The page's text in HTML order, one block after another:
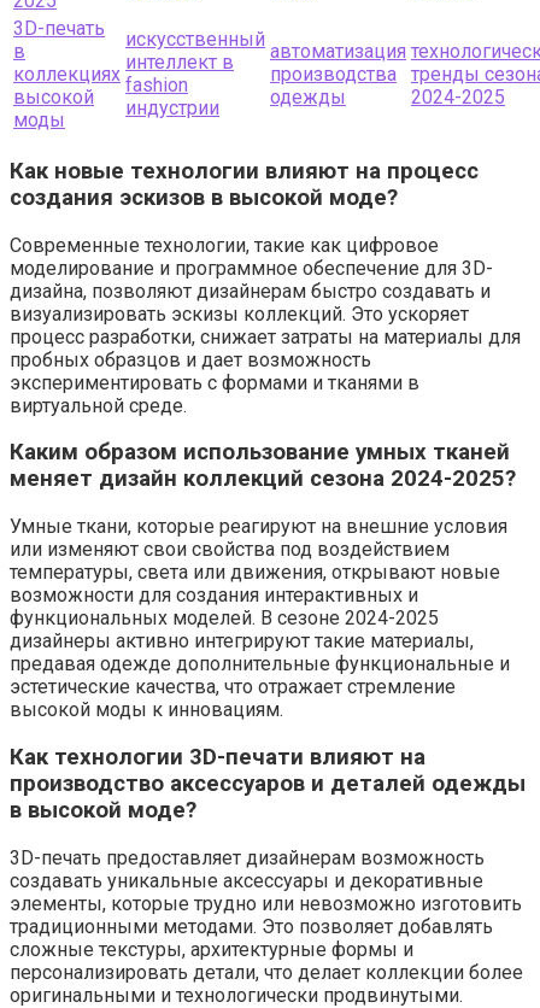
3D-печать
в
коллекциях
высокой
моды
искусственный
интеллект в
fashion
индустрии
автоматизация
производства
одежды
тренды
2024-2025
Как новые технологии влияют на процесс
создания эскизов в высокой моде?
Современные технологии, такие как цифровое
моделирование и программное обеспечение для 3D-
дизайна, позволяют дизайнерам быстро создавать и
визуализировать эскизы коллекций. Это ускоряет
процесс разработки, снижает затраты на материалы для
пробных образцов и дает возможность
экспериментировать с формами и тканями в
виртуальной среде.
Каким образом использование умных тканей
меняет дизайн коллекций сезона 2024-2025?
Умные ткани, которые реагируют на внешние условия
или изменяют свои свойства под воздействием
температуры, света или движения, открывают новые
возможности для создания интерактивных и
функциональных моделей. В сезоне 2024-2025
дизайнеры активно интегрируют такие материалы,
предавая одежде дополнительные функциональные и
эстетические качества, что отражает стремление
высокой моды к инновациям.
Как технологии 3D-печати влияют на
производство аксессуаров и деталей одежды
в высокой моде?
3D-печать предоставляет дизайнерам возможность
создавать уникальные аксессуары и декоративные
элементы, которые трудно или невозможно изготовить
традиционными методами. Это позволяет добавлять
сложные текстуры, архитектурные формы и
персонализировать детали, что делает коллекции более
оригинальными и технологически продвинутыми.